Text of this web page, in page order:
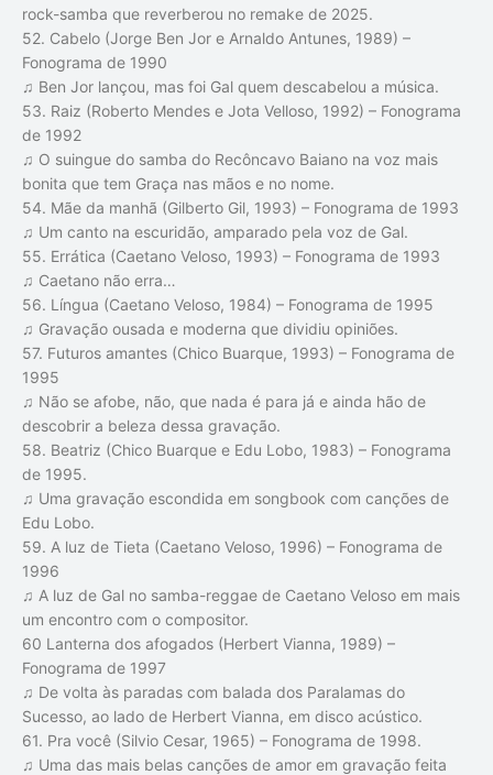
rock-samba que reverberou no remake de 2025.
52. Cabelo (Jorge Ben Jor e Arnaldo Antunes, 1989) –
Fonograma de 1990
♫ Ben Jor lançou, mas foi Gal quem descabelou a música.
53. Raiz (Roberto Mendes e Jota Velloso, 1992) – Fonograma
de 1992
♫ O suingue do samba do Recôncavo Baiano na voz mais
bonita que tem Graça nas mãos e no nome.
54. Mãe da manhã (Gilberto Gil, 1993) – Fonograma de 1993
♫ Um canto na escuridão, amparado pela voz de Gal.
55. Errática (Caetano Veloso, 1993) – Fonograma de 1993
♫ Caetano não erra…
56. Língua (Caetano Veloso, 1984) – Fonograma de 1995
♫ Gravação ousada e moderna que dividiu opiniões.
57. Futuros amantes (Chico Buarque, 1993) – Fonograma de
1995
♫ Não se afobe, não, que nada é para já e ainda hão de
descobrir a beleza dessa gravação.
58. Beatriz (Chico Buarque e Edu Lobo, 1983) – Fonograma
de 1995.
♫ Uma gravação escondida em songbook com canções de
Edu Lobo.
59. A luz de Tieta (Caetano Veloso, 1996) – Fonograma de
1996
♫ A luz de Gal no samba-reggae de Caetano Veloso em mais
um encontro com o compositor.
60 Lanterna dos afogados (Herbert Vianna, 1989) –
Fonograma de 1997
♫ De volta às paradas com balada dos Paralamas do
Sucesso, ao lado de Herbert Vianna, em disco acústico.
61. Pra você (Silvio Cesar, 1965) – Fonograma de 1998.
♫ Uma das mais belas canções de amor em gravação feita